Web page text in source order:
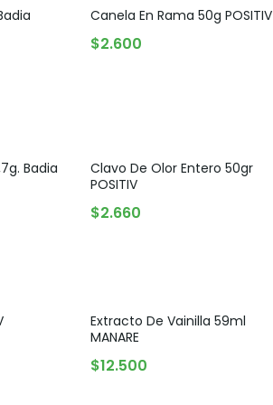
saludablesCanela En Rama 50g POSITIV
$2.600
Badia
Clavo De Olor Entero 50gr
POSITIV
$2.660
Extracto De Vainilla 59ml
MANARE
$12.500